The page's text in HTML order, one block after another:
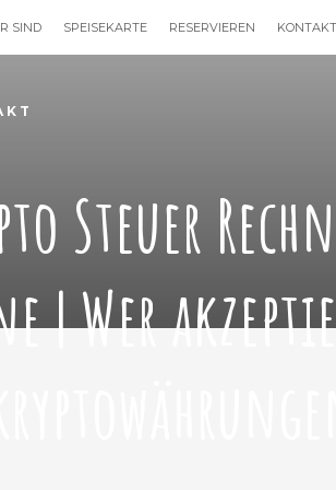
SIND SPEISEKARTE RESERVIEREN KONTAKT
Steuer
| Wer